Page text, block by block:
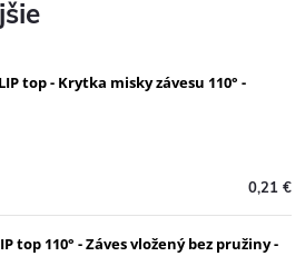
top - Krytka misky závesu 110° -
0,21 €
top 110° - Záves vložený bez pružiny -